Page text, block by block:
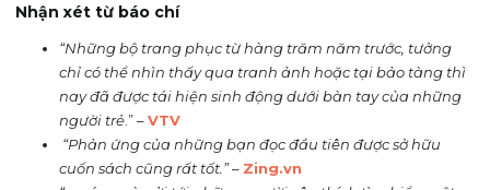
Nhận xét từ báo chí
“Những bộ trang phục từ hàng trăm năm trước, tưởng
chỉ có thể nhìn thấy qua tranh ảnh hoặc tại bảo tàng thì
nay đã được tái hiện sinh động dưới bàn tay của những
người trẻ .” –VTV
“Phản ứng của những bạn đọc đầu tiên được sở hữu
cuốn sách cũng rất tốt.”– Zing.vn